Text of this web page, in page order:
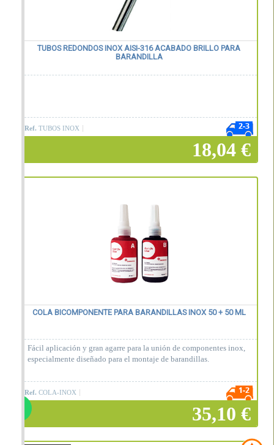
TUBOS REDONDOS INOX AISI-316 ACABADO BRILLO PARA
BARANDILLA
Ref. TUBOS INOX
18,04 €
COLA BICOMPONENTE PARA BARANDILLAS INOX 50 + 50 ML
Fácil aplicación y gran agarre para la unión de componentes inox,
especialmente diseñado para el montaje de barandillas.
Ref. COLA-INOX
35,10 €